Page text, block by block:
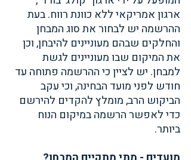
ארגון אמריקאי ללא כוונת רווח. בעת
ההרשמה יש לבחור את סוג המבחן
והחלקים שבהם מעוניינים להיבחן, וכן
את המיקום שבו מעוניינים לגשת
למבחן. יש לציין כי ההרשמה פתוחה עד
חודש לפני מועד הבחינה, וכי עקב
הביקוש הרב, מומלץ להקדים להירשם
כדי לאפשר הרשמה במיקום הנוח
ביותר.